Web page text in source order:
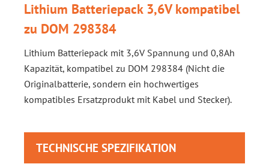
Lithium Batteriepack 3,6V kompatibel
zu DOM 298384
Lithium Batteriepack mit 3,6V Spannung und 0,8Ah
Kapazität, kompatibel zu DOM 298384 (Nicht die
Originalbatterie, sondern ein hochwertiges
kompatibles Ersatzprodukt mit Kabel und Stecker).
TECHNISCHE SPEZIFIKATION